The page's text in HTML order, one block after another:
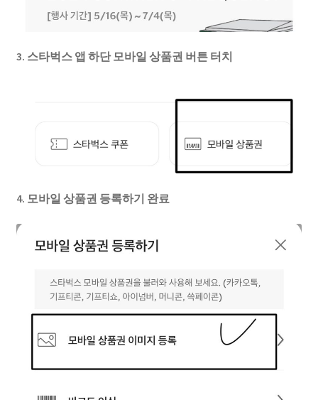
3. 스타벅스 앱 하단 모바일 상품권 버튼 터치
4. 모바일 상품권 등록하기 완료